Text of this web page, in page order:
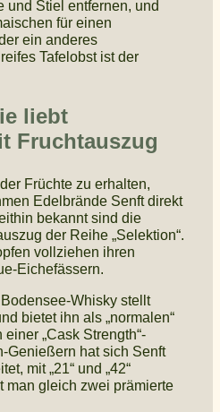
und Stiel entfernen, und
für einen
ein anderes
Tafelobst ist der
liebt
Fruchtauszug
Früchte zu erhalten,
Edelbrände Senft direkt
bekannt sind die
der Reihe „Selektion“.
vollziehen ihren
Eichefässern.
Whisky stellt
bietet ihn als „normalen“
„Cask Strength“-
Genießern hat sich Senft
mit „21“ und „42“
man gleich zwei prämierte